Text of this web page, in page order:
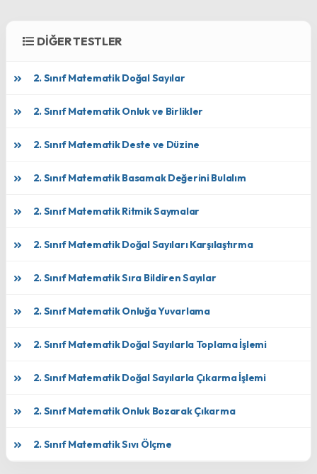
DİĞER TESTLER
2. Sınıf Matematik Doğal Sayılar
2. Sınıf Matematik Onluk ve Birlikler
2. Sınıf Matematik Deste ve Düzine
2. Sınıf Matematik Basamak Değerini Bulalım
2. Sınıf Matematik Ritmik Saymalar
2. Sınıf Matematik Doğal Sayıları Karşılaştırma
2. Sınıf Matematik Sıra Bildiren Sayılar
2. Sınıf Matematik Onluğa Yuvarlama
2. Sınıf Matematik Doğal Sayılarla Toplama İşlemi
2. Sınıf Matematik Doğal Sayılarla Çıkarma İşlemi
2. Sınıf Matematik Onluk Bozarak Çıkarma
2. Sınıf Matematik Sıvı Ölçme